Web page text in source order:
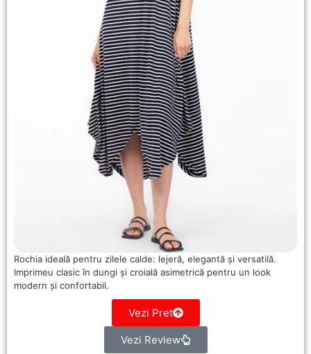
Rochia ideală pentru zilele calde: lejeră, elegantă și versatilă.
Imprimeu clasic în dungi și croială asimetrică pentru un look
modern și confortabil.
Vezi Pret
Vezi Review